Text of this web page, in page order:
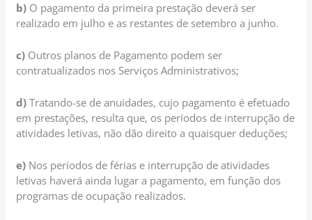
b) O pagamento da primeira prestação deverá ser
realizado em julho e as restantes de setembro a junho.
c) Outros planos de Pagamento podem ser
contratualizados nos Serviços Administrativos;
d) Tratando-se de anuidades, cujo pagamento é efetuado
em prestações, resulta que, os períodos de interrupção de
atividades letivas, não dão direito a quaisquer deduções;
e) Nos períodos de férias e interrupção de atividades
letivas haverá ainda lugar a pagamento, em função dos
programas de ocupação realizados.